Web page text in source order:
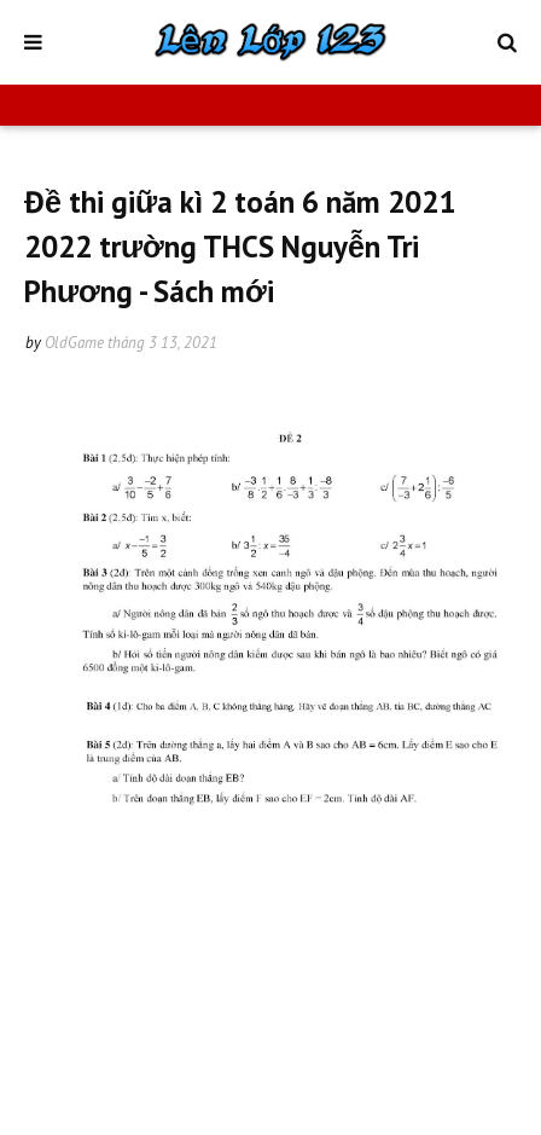
Đề thi giữa kì 2 toán 6 năm 2021
2022 trường THCS Nguyễn Tri
Phương - Sách mới
by OldGame tháng 3 13, 2021